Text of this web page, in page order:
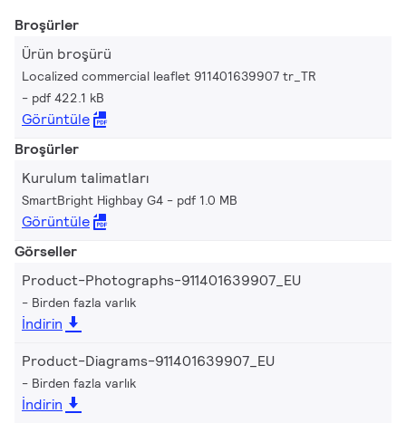
Broşürler
Ürün broşürü
Localized commercial leaflet 911401639907 tr_TR
pdf 422.1 kB
Görüntüle
Broşürler
Kurulum talimatları
SmartBright Highbay G4 pdf 1.0 MB
Görüntüle
Görseller
Product-Photographs-911401639907_EU
Birden fazla varlık
İndirin
Product-Diagrams-911401639907_EU
Birden fazla varlık
İndirin